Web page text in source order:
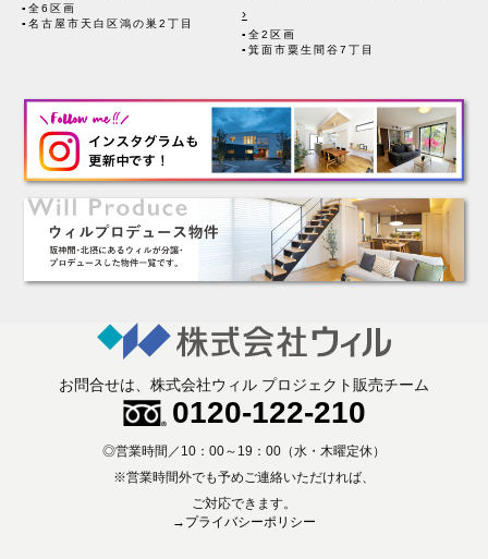
（12）アフターサービス等、お客様にとって有用と思われる当社提携
先。
（1）当社の従業者に対して個人情報保護のための教育を定期的に行
い、お客様の個人情報を厳重に管理いたします。
（2）当社のデータベース等に対する必要な安全管理措置を実施いた
します。
4. 個人情報処理の外部委託
当社が保有する個人データの扱いの全部又は一部について外部委託を
するときは、必要な契約を締結し、適切な管理・監督を行います。
途必要な処置を講じます。
6. 個人情報提供の任意性及び知っておいていただきたいこと
お客様の個人情報を共同利用する際には、個人情報保護法に定める別
途必要な処置を講じます。
7. 個人情報の利用目的の通知・開示・内容の訂正・追加又は削除・利
用の停止・消去及び第三者への提供の停止について
お客様より、個人情報の利用目的の通知・開示・内容の訂正・追加又
は削除・利用の停止・消去及び第三者への提供の停止についてのご依
▪全6区画
▪名古屋市天白区鴻の巣2丁目
›
▪全2区画
▪箕面市粟生間谷7丁目
お問合せは、株式会社ウィル プロジェクト販売チーム
0120-122-210
◎営業時間／10：00～19：00（水・木曜定休）
※営業時間外でも予めご連絡いただければ、
ご対応できます。
→プライバシーポリシー